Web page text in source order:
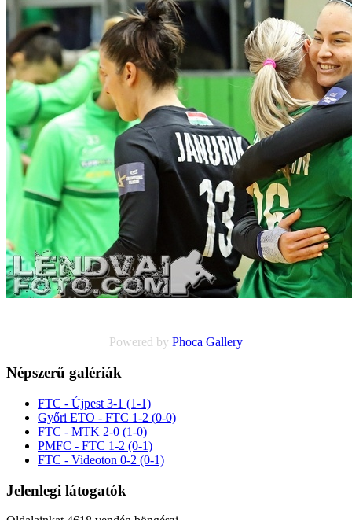
Powered by Phoca Gallery
Népszerű galériák
FTC - Újpest 3-1 (1-1)
Győri ETO - FTC 1-2 (0-0)
FTC - MTK 2-0 (1-0)
PMFC - FTC 1-2 (0-1)
FTC - Videoton 0-2 (0-1)
Jelenlegi látogatók